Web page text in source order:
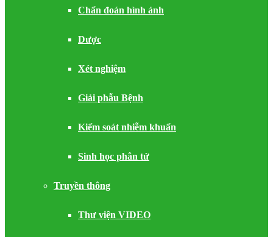
Chẩn đoán hình ảnh
Dược
Xét nghiệm
Giải phẫu Bệnh
Kiểm soát nhiễm khuẩn
Sinh học phân tử
Truyền thông
Thư viện VIDEO